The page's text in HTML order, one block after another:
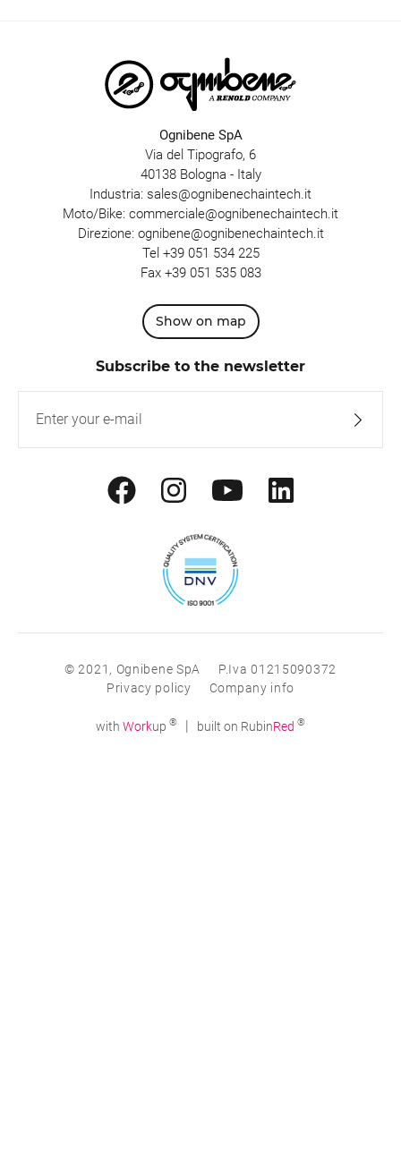
Ognibene SpA
Via del Tipografo, 6
40138 Bologna - Italy
Industria: sales@ognibenechaintech.it
Moto/Bike: commerciale@ognibenechaintech.it
Direzione: ognibene@ognibenechaintech.it
Tel +39 051 534 225
Fax +39 051 535 083
Show on map
Subscribe to the newsletter
© 2021, Ognibene SpA
P.Iva 01215090372
Privacy policy
Company info
with Workup ® | built on RubinRed ®